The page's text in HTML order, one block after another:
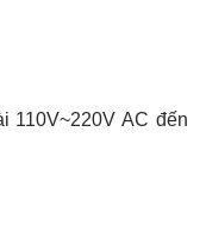
110V~220V AC đến